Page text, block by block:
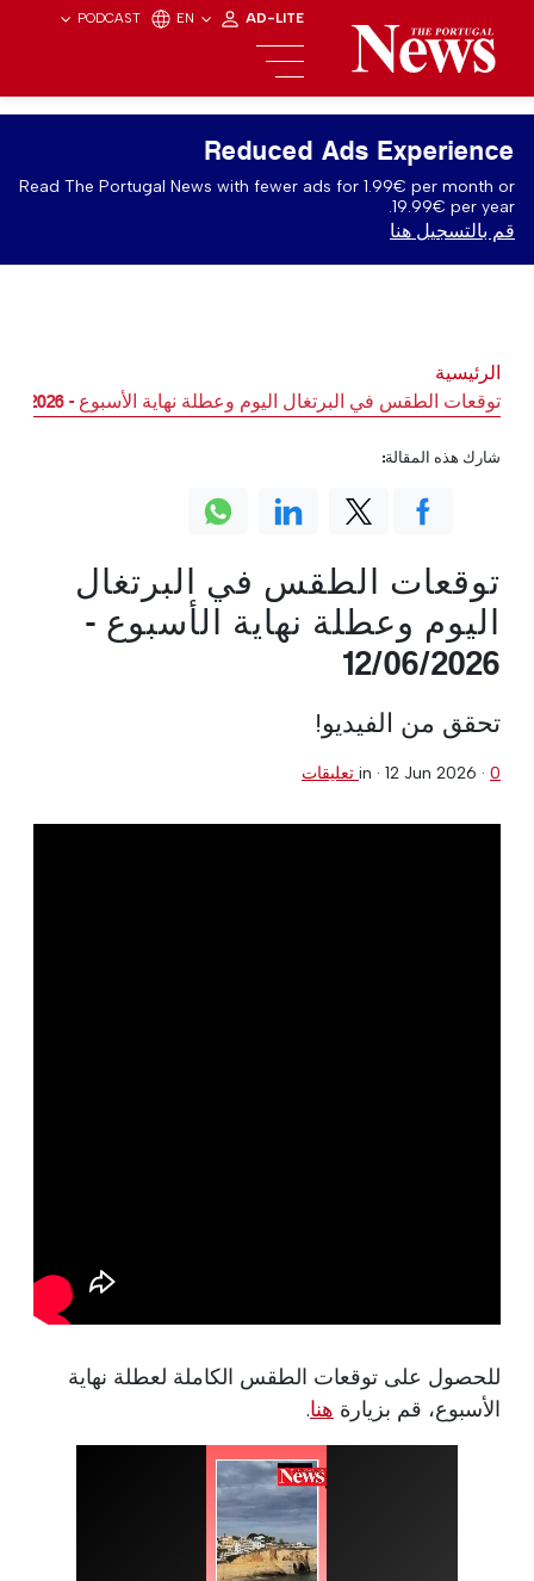
PODCAST EN AD-LITE
Reduced Ads Experience
Read The Portugal News with fewer ads for 1.99€ per month or
19.99€ per year.
قم بالتسجيل هنا
الرئيسية
توقعات الطقس في البرتغال اليوم وعطلة نهاية الأسبوع - 12/06/2026
توقعات الطقس في البرتغال
اليوم وعطلة نهاية الأسبوع -
12/06/2026
تحقق من الفيديو!
in · 12 Jun 2026 · 0 تعليقات
للحصول على توقعات الطقس الكاملة لعطلة نهاية
الأسبوع، قم بزيارة هنا.
شارك هذه المقالة: